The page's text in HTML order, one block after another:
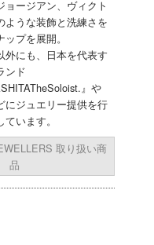
ョージアン、ヴィクト
ような装飾と洗練さを
プを展開。
外にも、日本を代表す
ンド
』や
にジュエリー提供を行
います。
取り扱い商
品